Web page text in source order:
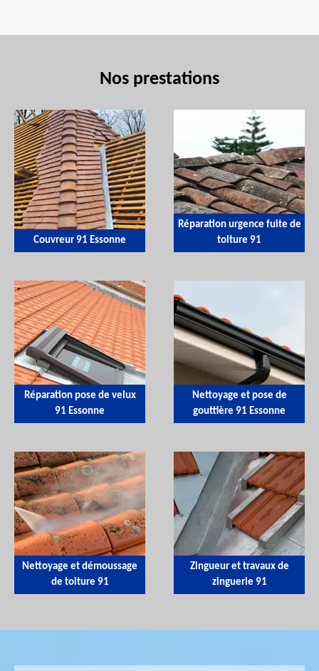
Nos prestations
Couvreur 91 Essonne
Réparation urgence fuite de
toiture 91
Réparation pose de velux
91 Essonne
Nettoyage et pose de
gouttière 91 Essonne
Nettoyage et démoussage
de toiture 91
Zingueur et travaux de
zinguerie 91